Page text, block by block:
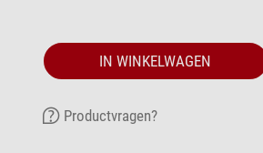
IN WINKELWAGEN
Productvragen?